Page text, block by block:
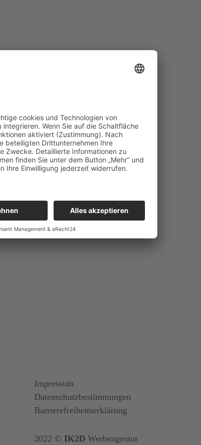
basteln und darüber rappen kann?
Impressum
Datenschutzbestimmungen
Barrierefreiheitserklärung
2022 © IK2D Werbeagentur